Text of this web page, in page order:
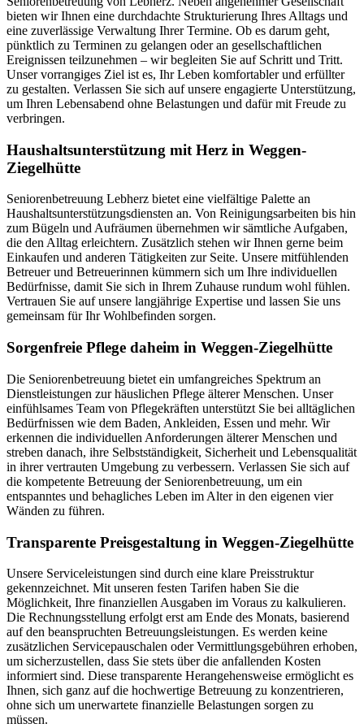
bieten wir Ihnen eine durchdachte Strukturierung Ihres Alltags und
eine zuverlässige Verwaltung Ihrer Termine. Ob es darum geht,
pünktlich zu Terminen zu gelangen oder an gesellschaftlichen
Ereignissen teilzunehmen – wir begleiten Sie auf Schritt und Tritt.
Unser vorrangiges Ziel ist es, Ihr Leben komfortabler und erfüllter
zu gestalten. Verlassen Sie sich auf unsere engagierte Unterstützung,
um Ihren Lebensabend ohne Belastungen und dafür mit Freude zu
verbringen.
Haushalts­unterstützung mit Herz in Weggen-
Ziegelhütte
Seniorenbetreuung Lebherz bietet eine vielfältige Palette an
Haushaltsunterstützungsdiensten an. Von Reinigungsarbeiten bis hin
zum Bügeln und Aufräumen übernehmen wir sämtliche Aufgaben,
die den Alltag erleichtern. Zusätzlich stehen wir Ihnen gerne beim
Einkaufen und anderen Tätigkeiten zur Seite. Unsere mitfühlenden
Betreuer und Betreuerinnen kümmern sich um Ihre individuellen
Bedürfnisse, damit Sie sich in Ihrem Zuhause rundum wohl fühlen.
Vertrauen Sie auf unsere langjährige Expertise und lassen Sie uns
gemeinsam für Ihr Wohlbefinden sorgen.
Sorgenfreie Pflege daheim in Weggen-Ziegelhütte
Die Seniorenbetreuung bietet ein umfangreiches Spektrum an
Dienstleistungen zur häuslichen Pflege älterer Menschen. Unser
einfühlsames Team von Pflegekräften unterstützt Sie bei alltäglichen
Bedürfnissen wie dem Baden, Ankleiden, Essen und mehr. Wir
erkennen die individuellen Anforderungen älterer Menschen und
streben danach, ihre Selbstständigkeit, Sicherheit und Lebensqualität
in ihrer vertrauten Umgebung zu verbessern. Verlassen Sie sich auf
die kompetente Betreuung der Seniorenbetreuung, um ein
entspanntes und behagliches Leben im Alter in den eigenen vier
Wänden zu führen.
Transparente Preisgestaltung in Weggen-Ziegelhütte
Unsere Serviceleistungen sind durch eine klare Preisstruktur
gekennzeichnet. Mit unseren festen Tarifen haben Sie die
Möglichkeit, Ihre finanziellen Ausgaben im Voraus zu kalkulieren.
Die Rechnungsstellung erfolgt erst am Ende des Monats, basierend
auf den beanspruchten Betreuungsleistungen. Es werden keine
zusätzlichen Servicepauschalen oder Vermittlungsgebühren erhoben,
um sicherzustellen, dass Sie stets über die anfallenden Kosten
informiert sind. Diese transparente Herangehensweise ermöglicht es
Ihnen, sich ganz auf die hochwertige Betreuung zu konzentrieren,
ohne sich um unerwartete finanzielle Belastungen sorgen zu
müssen.